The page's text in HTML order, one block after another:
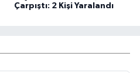
Çarpıştı: 2 Kişi Yaralandı